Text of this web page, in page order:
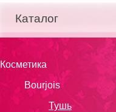
Каталог
Косметика
Bourjois
Тушь